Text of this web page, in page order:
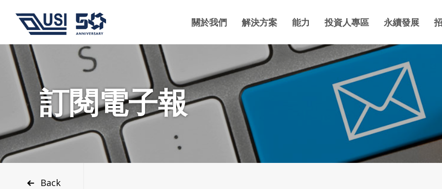
關於我們 解決方案 能力 投資人專區 永續發展
訂閱電子報
Back